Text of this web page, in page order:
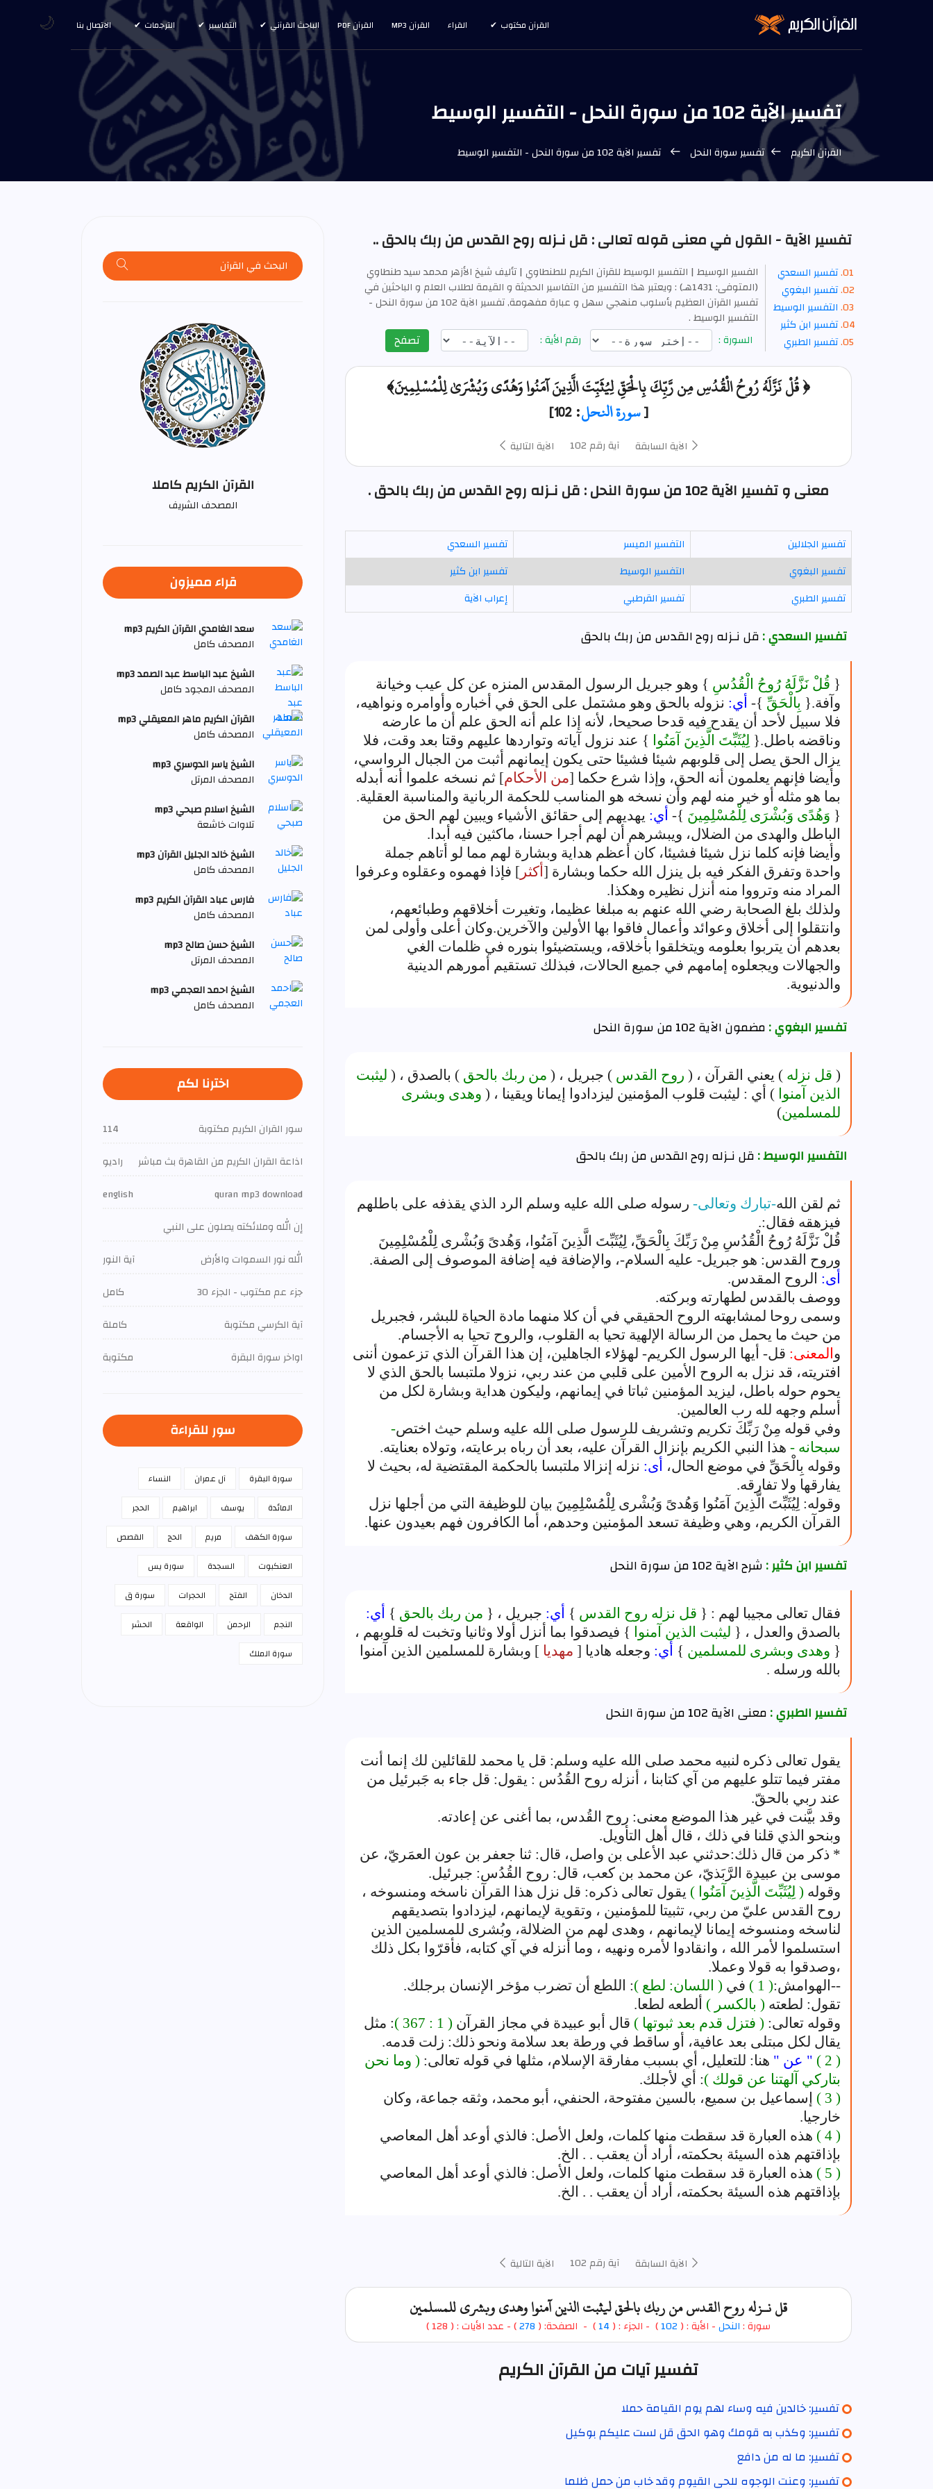
القرآن مكتوب القراء القرآن MP3 القرآن PDF الباحث القرآني التفاسير الترجمات الاتصال بنا
تفسير الآية 102 من سورة النحل - التفسير الوسيط
القرآن الكريم تفسير سورة النحل تفسير الآية 102 من سورة النحل - التفسير الوسيط
تفسير الآية - القول في معنى قوله تعالى : قل نـزله روح القدس من ربك بالحق ..
تفسير السعدي
تفسير البغوي
التفسير الوسيط
تفسير ابن كثير
تفسير الطبري
الفسير الوسيط | التفسير الوسيط للقرآن الكريم للطنطاوي | تأليف شيخ الأزهر محمد سيد طنطاوي
(المتوفى: 1431هـ) : ويعتبر هذا التفسير من التفاسير الحديثة و القيمة لطلاب العلم و الباحثين في
تفسير القرآن العظيم بأسلوب منهجي سهل و عبارة مفهومة, تفسير الآية 102 من سورة النحل -
التفسير الوسيط .
السورة :
رقم الأية : تصفح
﴿ قُلْ نَزَّلَهُ رُوحُ الْقُدُسِ مِن رَّبِّكَ بِالْحَقِّ لِيُثَبِّتَ الَّذِينَ آمَنُوا وَهُدًى وَبُشْرَىٰ لِلْمُسْلِمِينَ﴾
[سورة النحل: 102]
الآية السابقة آية رقم 102 الآية التالية
معنى و تفسير الآية 102 من سورة النحل : قل نـزله روح القدس من ربك بالحق .
تفسير الجلالين التفسير الميسر
تفسير السعدي
تفسير البغوي
التفسير الوسيط
تفسير ابن كثير
تفسير الطبري
تفسير القرطبي إعراب الآية
تفسير السعدي :قل نـزله روح القدس من ربك بالحق
{ قُلْ نَزَّلَهُ رُوحُ الْقُدُسِ } وهو جبريل الرسول المقدس المنزه عن كل عيب وخيانة
وآفة.{ بِالْحَقِّ }- أي: نزوله بالحق وهو مشتمل على الحق في أخباره وأوامره ونواهيه،
فلا سبيل لأحد أن يقدح فيه قدحا صحيحا، لأنه إذا علم أنه الحق علم أن ما عارضه
وناقضه باطل.{ لِيُثَبِّتَ الَّذِينَ آمَنُوا } عند نزول آياته وتواردها عليهم وقتا بعد وقت، فلا
يزال الحق يصل إلى قلوبهم شيئا فشيئا حتى يكون إيمانهم أثبت من الجبال الرواسي،
وأيضا فإنهم يعلمون أنه الحق، وإذا شرع حكما [من الأحكام] ثم نسخه علموا أنه أبدله
بما هو مثله أو خير منه لهم وأن نسخه هو المناسب للحكمة الربانية والمناسبة العقلية.
{ وَهُدًى وَبُشْرَى لِلْمُسْلِمِينَ }- أي: يهديهم إلى حقائق الأشياء ويبين لهم الحق من
الباطل والهدى من الضلال، ويبشرهم أن لهم أجرا حسنا، ماكثين فيه أبدا.
وأيضا فإنه كلما نزل شيئا فشيئا، كان أعظم هداية وبشارة لهم مما لو أتاهم جملة
واحدة وتفرق الفكر فيه بل ينزل الله حكما وبشارة [ أكثر ] فإذا فهموه وعقلوه وعرفوا
المراد منه وترووا منه أنزل نظيره وهكذا.
ولذلك بلغ الصحابة رضي الله عنهم به مبلغا عظيما، وتغيرت أخلاقهم وطبائعهم،
وانتقلوا إلى أخلاق وعوائد وأعمال فاقوا بها الأولين والآخرين.وكان أعلى وأولى لمن
بعدهم أن يتربوا بعلومه ويتخلقوا بأخلاقه، ويستضيئوا بنوره في ظلمات الغي
والجهالات ويجعلوه إمامهم في جميع الحالات، فبذلك تستقيم أمورهم الدينية
والدنيوية.
تفسير البغوي :مضمون الآية 102 من سورة النحل
( قل نزله ) يعني القرآن ، ( روح القدس ) جبريل ، ( من ربك بالحق ) بالصدق ، ( ليثبت
الذين آمنوا ) أي : ليثبت قلوب المؤمنين ليزدادوا إيمانا ويقينا ، ( وهدى وبشرى
للمسلمين)
التفسير الوسيط :قل نـزله روح القدس من ربك بالحق
ثم لقن الله-تبارك وتعالى- رسوله صلى الله عليه وسلم الرد الذي يقذفه على باطلهم
فيزهقه فقال:.
قُلْ نَزَّلَهُ رُوحُ الْقُدُسِ مِنْ رَبِّكَ بِالْحَقِّ، لِيُثَبِّتَ الَّذِينَ آمَنُوا، وَهُدىً وَبُشْرى لِلْمُسْلِمِينَ
وروح القدس: هو جبريل- عليه السلام-، والإضافة فيه إضافة الموصوف إلى الصفة.
أى: الروح المقدس.
ووصف بالقدس لطهارته وبركته.
وسمى روحا لمشابهته الروح الحقيقي في أن كلا منهما مادة الحياة للبشر، فجبريل
من حيث ما يحمل من الرسالة الإلهية تحيا به القلوب، والروح تحيا به الأجسام.
و المعنى: قل- أيها الرسول الكريم- لهؤلاء الجاهلين، إن هذا القرآن الذي تزعمون أننى
افتريته، قد نزل به الروح الأمين على قلبي من عند ربي، نزولا ملتبسا بالحق الذي لا
يحوم حوله باطل، ليزيد المؤمنين ثباتا في إيمانهم، وليكون هداية وبشارة لكل من
أسلم وجهه لله رب العالمين.
وفي قوله مِنْ رَبِّكَ تكريم وتشريف للرسول صلى الله عليه وسلم حيث اختص-
سبحانه - هذا النبي الكريم بإنزال القرآن عليه، بعد أن رباه برعايته، وتولاه بعنايته.
وقوله بِالْحَقِّ في موضع الحال، أى: نزله إنزالا ملتبسا بالحكمة المقتضية له، بحيث لا
يفارقها ولا تفارقه.
وقوله: لِيُثَبِّتَ الَّذِينَ آمَنُوا وَهُدىً وَبُشْرى لِلْمُسْلِمِينَ بيان للوظيفة التي من أجلها نزل
القرآن الكريم، وهي وظيفة تسعد المؤمنين وحدهم، أما الكافرون فهم بعيدون عنها.
تفسير ابن كثير :شرح الآية 102 من سورة النحل
فقال تعالى مجيبا لهم : { قل نزله روح القدس } أي: جبريل ، { من ربك بالحق } أي:
بالصدق والعدل ، { ليثبت الذين آمنوا } فيصدقوا بما أنزل أولا وثانيا وتخبت له قلوبهم ،
{ وهدى وبشرى للمسلمين } أي: وجعله هاديا [ مهديا ] وبشارة للمسلمين الذين آمنوا
بالله ورسله .
تفسير الطبري :معنى الآية 102 من سورة النحل
يقول تعالى ذكره لنبيه محمد صلى الله عليه وسلم: قل يا محمد للقائلين لك إنما أنت
مفتر فيما تتلو عليهم من آي كتابنا ، أنزله روح القُدُس : يقول: قل جاء به جَبرئيل من
عند ربي بالحقّ.
وقد بيَّنت في غير هذا الموضع معنى: روح القُدس، بما أغنى عن إعادته.
وبنحو الذي قلنا في ذلك ، قال أهل التأويل.
* ذكر من قال ذلك:حدثني عبد الأعلى بن واصل، قال: ثنا جعفر بن عون العمَريّ، عن
موسى بن عبيدة الرَّبَذيّ، عن محمد بن كعب، قال: روح القُدُس: جبرئيل.
وقوله ( لِيُثَبِّتَ الَّذِينَ آمَنُوا ) يقول تعالى ذكره: قل نزل هذا القرآن ناسخه ومنسوخه ،
روح القدس عليّ من ربي، تثبيتا للمؤمنين ، وتقوية لإيمانهم، ليزدادوا بتصديقهم
لناسخه ومنسوخه إيمانا لإيمانهم ، وهدى لهم من الضلالة، وبُشرى للمسلمين الذين
استسلموا لأمر الله ، وانقادوا لأمره ونهيه ، وما أنزله في آي كتابه، فأقرّوا بكل ذلك
،وصدقوا به قولا وعملا.
--الهوامش:( 1 ) في ( اللسان: لطع ): اللطع أن تضرب مؤخر الإنسان برجلك.
تقول: لطعته ( بالكسر ) ألطعه لطعا.
وقوله تعالى: ( فتزل قدم بعد ثبوتها ) قال أبو عبيدة في مجاز القرآن ( 1 : 367 )
: مثل
يقال لكل مبتلى بعد عافية، أو ساقط في ورطة بعد سلامة ونحو ذلك: زلت قدمه.
( 2 )
" عن " هنا: للتعليل، أي بسبب مفارقة الإسلام، مثلها في قوله تعالى: ( وما نحن
بتاركي آلهتنا عن قولك ): أي لأجلك.
( 3 )
إسماعيل بن سميع، بالسين مفتوحة، الحنفي، أبو محمد، وثقه جماعة، وكان
خارجيا.
( 4 )
هذه العبارة قد سقطت منها كلمات، ولعل الأصل: فالذي أوعد أهل المعاصي
بإذاقتهم هذه السيئة بحكمته، أراد أن يعقب . . الخ.
( 5 )
هذه العبارة قد سقطت منها كلمات، ولعل الأصل: فالذي أوعد أهل المعاصي
بإذاقتهم هذه السيئة بحكمته، أراد أن يعقب . . الخ.
الآية السابقة آية رقم 102 الآية التالية
قل نـزله روح القدس من ربك بالحق ليثبت الذين آمنوا وهدى وبشرى للمسلمين
سورة :النحل- الأية : ( 102
) - الجزء : ( 14) - الصفحة: ( 278) - عدد الأيات : ( 128 )
تفسير آيات من القرآن الكريم
تفسير: خالدين فيه وساء لهم يوم القيامة حملا
تفسير: وكذب به قومك وهو الحق قل لست عليكم بوكيل
تفسير: ما له من دافع
تفسير: وعنت الوجوه للحي القيوم وقد خاب من حمل ظلما
القرآن الكريم كاملا
المصحف الشريف
قراء مميزون
سعد الغامدي القرآن الكريم mp3
المصحف كامل
الشيخ عبد الباسط عبد الصمد mp3
المصحف المجود كامل
القرآن الكريم ماهر المعيقلي mp3
المصحف كامل
الشيخ ياسر الدوسري mp3
المصحف المرتل
الشيخ اسلام صبحي mp3
تلاوات خاشعة
الشيخ خالد الجليل القرآن mp3
المصحف كامل
فارس عباد القرآن الكريم mp3
المصحف كامل
الشيخ حسن صالح mp3
المصحف المرتل
الشيخ احمد العجمي mp3
المصحف كامل
اخترنا لكم
سور القران الكريم مكتوبة
114
اذاعة القران الكريم من القاهرة بث مباشر
راديو
quran mp3 download
english
إن الله وملائكته يصلون على النبي
الله نور السموات والأرض
آية النور
جزء عم مكتوب - الجزء 30
كامل
آية الكرسي مكتوبة
كاملة
اواخر سورة البقرة
مكتوبة
سور للقراءة
سورة البقرة آل عمران
النساء
المائدة
يوسف ابراهيم
الحجر
سورة الكهف
مريم الحج
القصص
العنكبوت
السجدة
سورة يس
الدخان
الفتح الحجرات
سورة ق
النجم
الرحمن الواقعة
الحشر
سورة الملك
🌙